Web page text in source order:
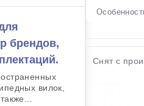
брендов,
вилок,
Цвета
Снят с